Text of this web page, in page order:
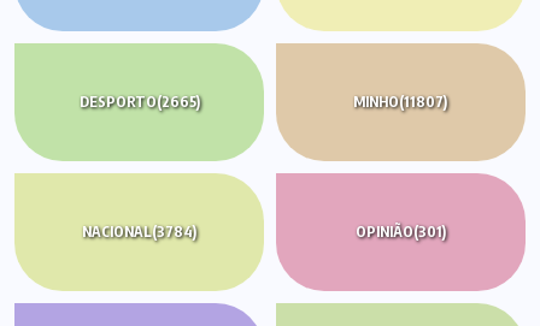
DESPORTO(2665) MINHO(11807)
NACIONAL(3784) OPINIÃO(301)